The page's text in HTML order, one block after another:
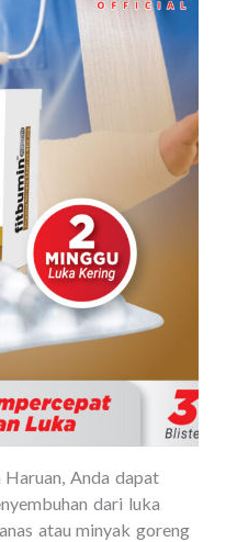
Haruan, Anda dapat
dari luka
atau minyak goreng